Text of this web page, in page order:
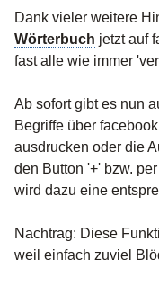
Dank vieler weitere
Wörterbuch jetzt auf
fast alle wie immer
Ab sofort gibt es nun
Begriffe über
ausdrucken oder die
den Button '+' bzw.
wird dazu eine
Nachtrag: Diese
weil einfach zuviel